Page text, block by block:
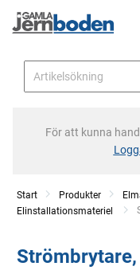
För att kunna
Start Produkter
Elinstallationsmateriel